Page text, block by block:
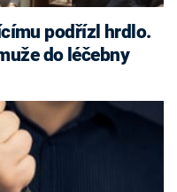
do léčebny